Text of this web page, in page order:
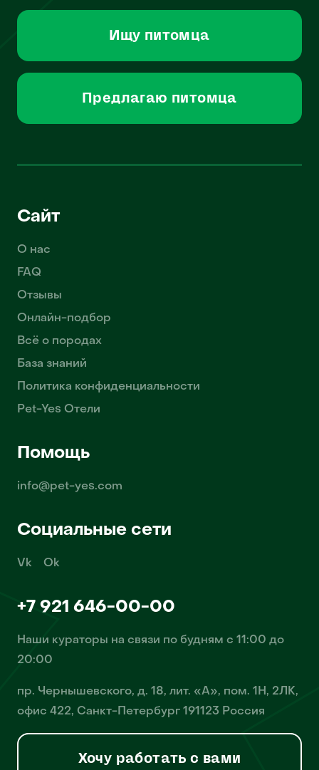
Ищу питомца
Предлагаю питомца
Сайт
О нас
FAQ
Отзывы
Онлайн-подбор
Всё о породах
База знаний
Политика конфиденциальности
Pet-Yes Отели
Помощь
info@pet-yes.com
Социальные сети
Vk Ok
+7 921 646-00-00
Наши кураторы на связи по будням с 11:00 до
20:00
пр. Чернышевского, д. 18, лит. «А», пом. 1Н, 2ЛК,
офис 422, Санкт-Петербург 191123 Россия
Хочу работать с вами